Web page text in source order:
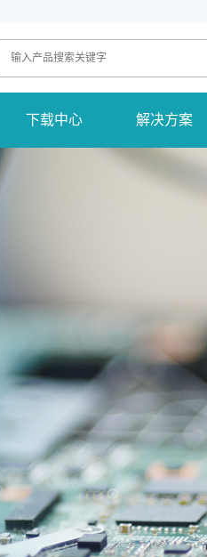
下载中心 解决方案